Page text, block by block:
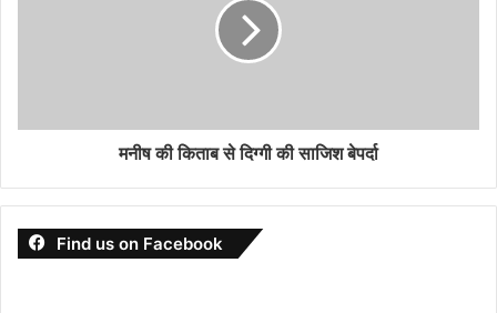
मनीष की किताब से दिग्गी की साजिश बेपर्दा
Find us on Facebook